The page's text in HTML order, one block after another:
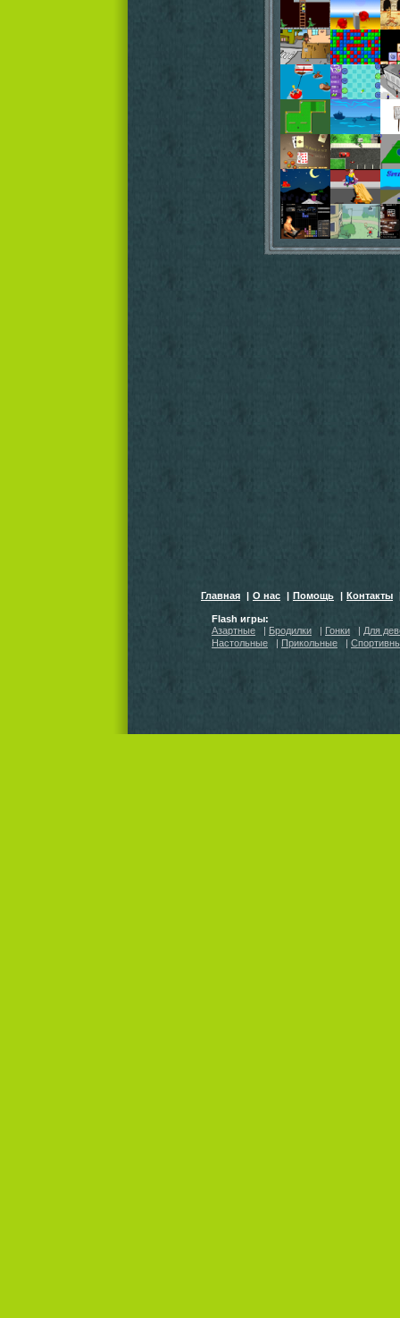
Главная | О нас | Помощь | Контакты
Flash игры:
Азартные
| Бродилки | Гонки | Для
Настольные
| Прикольные |